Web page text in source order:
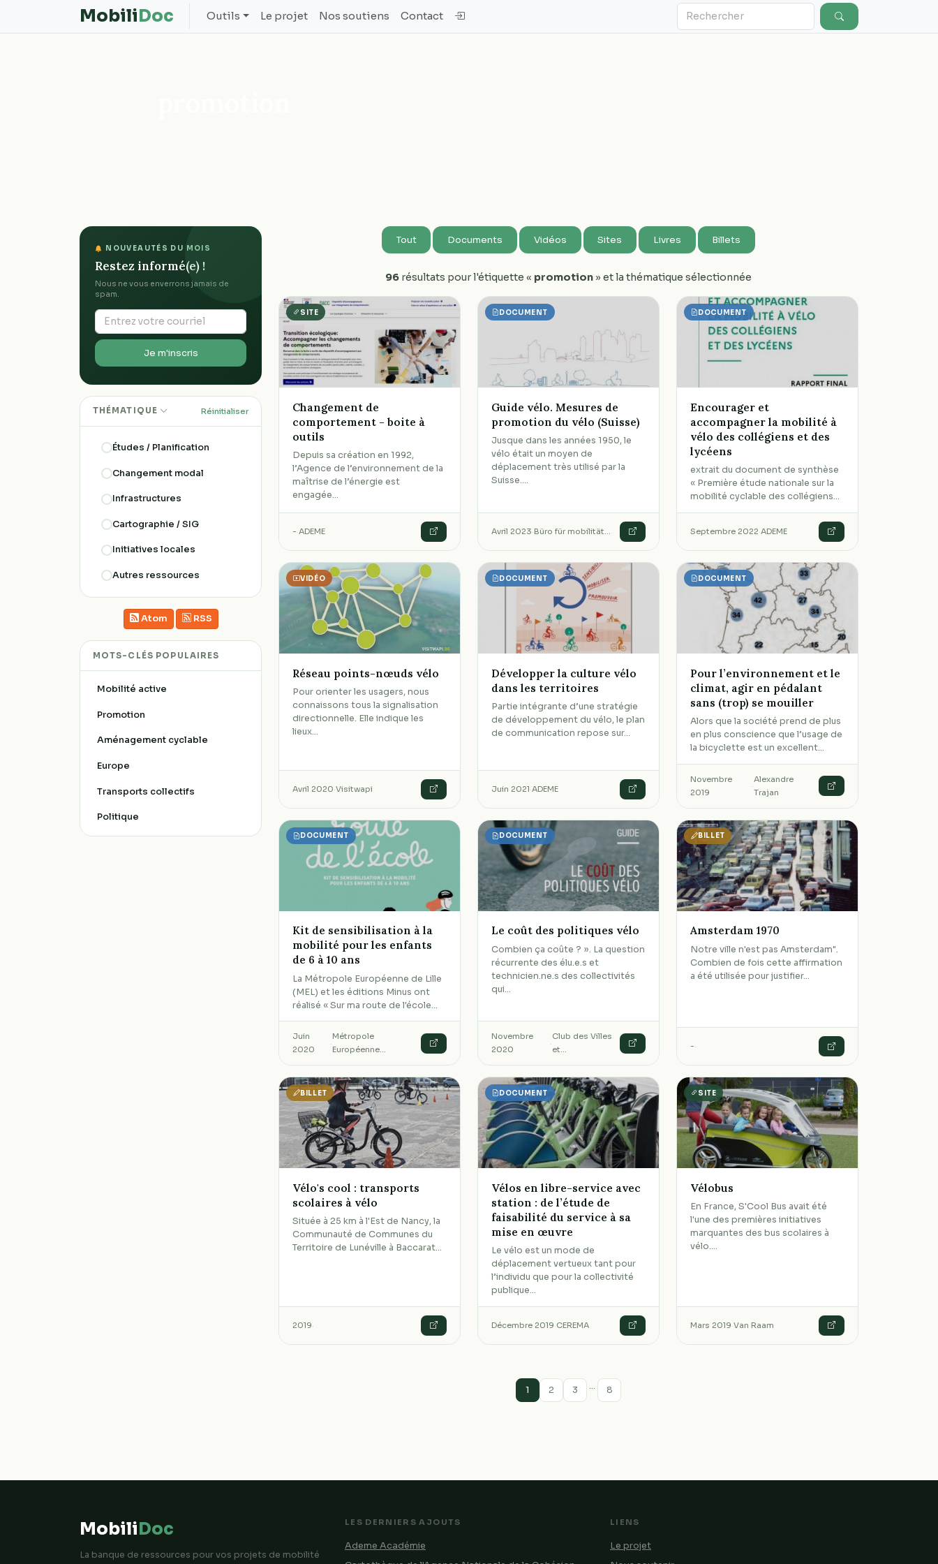
MobiliDoc Outils Le projet Nos soutiens Contact
NOUVEAUTÉS DU MOIS
Restez informé(e) !
Nous ne vous enverrons jamais de
spam.
Je m'inscris
THÉMATIQUE Réinitialiser
Études / Planification
Changement modal
Infrastructures
Cartographie / SIG
Initiatives locales
Autres ressources
Atom RSS
MOTS-CLÉS POPULAIRES
Mobilité active
Promotion
Aménagement cyclable
Europe
Transports collectifs
Politique
Tout Documents Vidéos Sites Livres Billets
96 résultats pour l'étiquette « promotion » et la thématique sélectionnée
SITE
Changement de
comportement - boite à
outils
Depuis sa création en 1992,
l’Agence de l’environnement de la
maîtrise de l’énergie est
engagée…
-·ADEME
DOCUMENT
Guide vélo. Mesures de
promotion du vélo (Suisse)
Jusque dans les années 1950, le
vélo était un moyen de
déplacement très utilisé par la
Suisse.…
Avril 2023·Büro für mobilität…
DOCUMENT
Encourager et
accompagner la mobilité à
vélo des collégiens et des
lycéens
extrait du document de synthèse
« Première étude nationale sur la
mobilité cyclable des collégiens…
Septembre 2022·ADEME
VIDÉO
Réseau points-nœuds vélo
Pour orienter les usagers, nous
connaissons tous la signalisation
directionnelle. Elle indique les
lieux…
Avril 2020·Visitwapi
DOCUMENT
Développer la culture vélo
dans les territoires
Partie intégrante d’une stratégie
de développement du vélo, le plan
de communication repose sur…
Juin 2021·ADEME
DOCUMENT
Pour l’environnement et le
climat, agir en pédalant
sans (trop) se mouiller
Alors que la société prend de plus
en plus conscience que l’usage de
la bicyclette est un excellent…
Novembre
2019
·
Alexandre
Trajan
DOCUMENT
Kit de sensibilisation à la
mobilité pour les enfants
de 6 à 10 ans
La Métropole Européenne de Lille
(MEL) et les éditions Minus ont
réalisé « Sur ma route de l'école…
Juin
2020
·
Métropole
Européenne…
DOCUMENT
Le coût des politiques vélo
Combien ça coûte ? ». La question
récurrente des élu.e.s et
technicien.ne.s des collectivités
qui…
Novembre
2020
·
Club des Villes
et…
BILLET
Amsterdam 1970
Notre ville n'est pas Amsterdam".
Combien de fois cette affirmation
a été utilisée pour justifier…
-·
BILLET
Vélo's cool : transports
scolaires à vélo
Située à 25 km à l'Est de Nancy, la
Communauté de Communes du
Territoire de Lunéville à Baccarat…
2019·
DOCUMENT
Vélos en libre-service avec
station : de l’étude de
faisabilité du service à sa
mise en œuvre
Le vélo est un mode de
déplacement vertueux tant pour
l’individu que pour la collectivité
publique…
Décembre 2019·CEREMA
SITE
Vélobus
En France, S'Cool Bus avait été
l'une des premières initiatives
marquantes des bus scolaires à
vélo.…
Mars 2019·Van Raam
1 2 3 … 8
MobiliDoc
La banque de ressources pour vos projets de mobilité
LES DERNIERS AJOUTS
Ademe Académie
LIENS
Le projet